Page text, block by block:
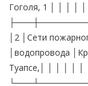
Гоголя, 1 │ │ │ │
│2 │Сети
│водопровода
Туапсе,│ │ │ │ │ │